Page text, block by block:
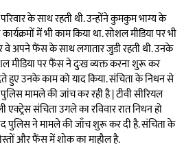
के साथ रहती थी. उन्होंने कुमकुम भाग्य के
में भी काम किया था. सोशल मीडिया पर भी
अपने फैंस के साथ लगातार जुडी रहती थी. उनके
मीडिया पर फैंस ने दुःख व्यक्त करना शुरू कर
हुए उनके काम को याद किया. संचिता के निधन से
मामले की जांच कर रही है | टीवी सीरियल
संचिता उगले का रविवार रात निधन हो
पुलिस ने मामले की जाँच शुरू कर दी है. संचिता के
और फैंस में शोक का माहौल है.